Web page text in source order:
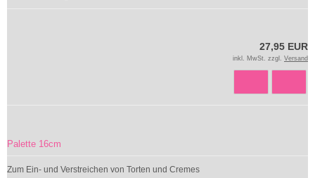
27,95 EUR
inkl. MwSt. zzgl. Versand
Palette 16cm
Zum Ein- und Verstreichen von Torten und Cremes